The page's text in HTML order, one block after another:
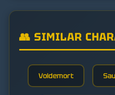
👥 SIMILAR
Voldemort